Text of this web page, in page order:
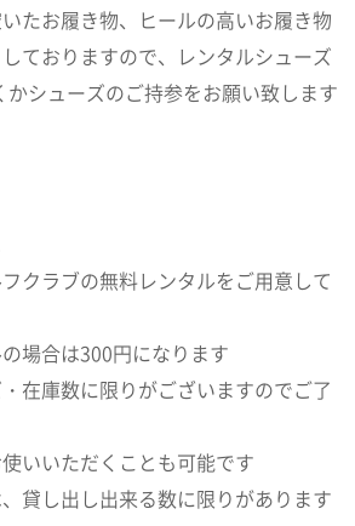
たお履き物、ヒールの高いお履き物
ておりますので、レンタルシューズ
かシューズのご持参をお願い致します
クラブの無料レンタルをご用意して
場合は300円になります
在庫数に限りがございますのでご了
いいただくことも可能です
貸し出し出来る数に限りがあります